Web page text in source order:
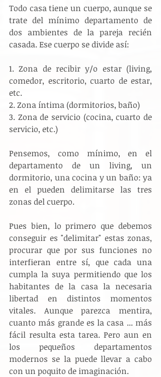
Todo casa tiene un cuerpo, aunque se
trate del mínimo departamento de
dos ambientes de la pareja recién
casada. Ese cuerpo se divide así:
1. Zona de recibir y/o estar (living,
comedor, escritorio, cuarto de estar,
etc.
2. Zona íntima (dormitorios, baño)
3. Zona de servicio (cocina, cuarto de
servicio, etc.)
Pensemos, como mínimo, en el
departamento de un living, un
dormitorio, una cocina y un baño: ya
en el pueden delimitarse las tres
zonas del cuerpo.
Pues bien, lo primero que debemos
conseguir es "delimitar" estas zonas,
procurar que por sus funciones no
interfieran entre sí, que cada una
cumpla la suya permitiendo que los
habitantes de la casa la necesaria
libertad en distintos momentos
vitales. Aunque parezca mentira,
cuanto más grande es la casa ... más
fácil resulta esta tarea. Pero aun en
los pequeños departamentos
modernos se la puede llevar a cabo
con un poquito de imaginación.